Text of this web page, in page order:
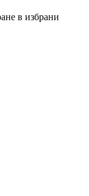
в избрани